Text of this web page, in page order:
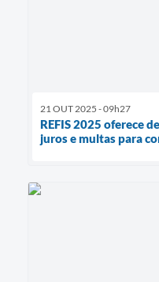
21 OUT 2025 - 09h27
REFIS 2025 oferece
juros e multas para